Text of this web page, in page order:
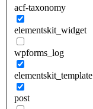
acf-taxonomy
elementskit_widget
wpforms_log
elementskit_template
post